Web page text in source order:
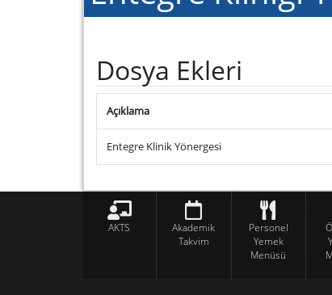
Dosya Ekleri
Açıklama
Entegre Klinik Yönergesi
AKTS
Akademik
Takvim
Personel
Yemek
Menüsü